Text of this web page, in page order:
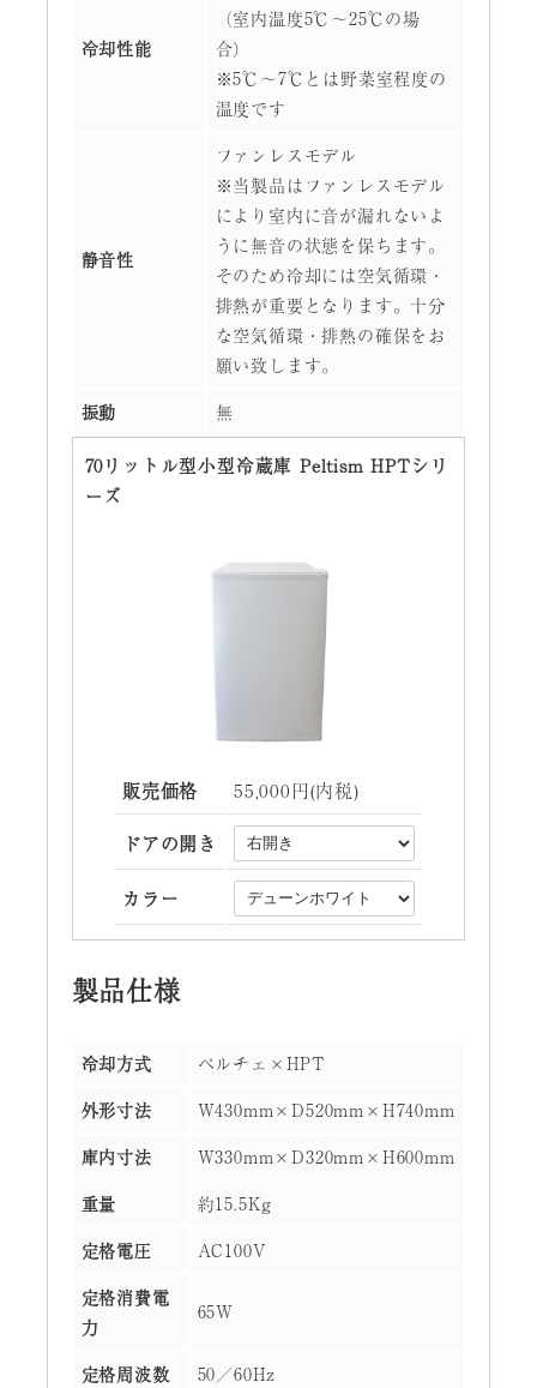
冷却性能
（室内温度5℃～25℃の場
合）
※5℃～7℃とは野菜室程度の
温度です
静音性
ファンレスモデル
※当製品はファンレスモデル
により室内に音が漏れないよ
うに無音の状態を保ちます。
そのため冷却には空気循環・
排熱が重要となります。十分
な空気循環・排熱の確保をお
願い致します。
振動
無
70リットル型小型冷蔵庫 Peltism HPTシリ
ーズ
販売価格 55,000円(内税)
ドアの開き
カラー
製品仕様
冷却方式
ペルチェ×HPT
外形寸法
W430mm×D520mm×H740mm
庫内寸法
W330mm×D320mm×H600mm
重量
約15.5Kg
定格電圧
AC100V
定格消費電
力
65W
定格周波数 50／60Hz